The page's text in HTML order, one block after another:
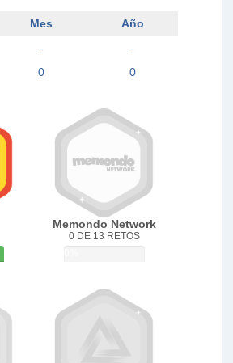
Mes
Año
-
-
0 0
Memondo Network
0 DE 13 RETOS